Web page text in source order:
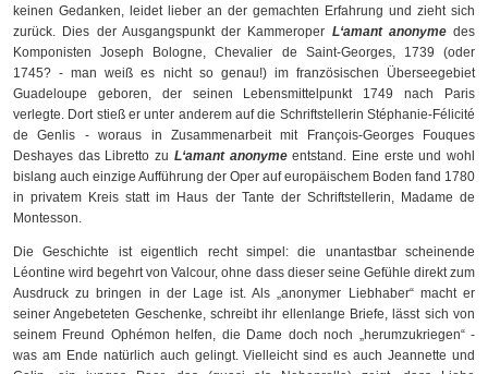
keinen Gedanken, leidet lieber an der gemachten Erfahrung und zieht sich
zurück. Dies der Ausgangspunkt der Kammeroper L‘amant anonymedes
Komponisten Joseph Bologne, Chevalier de Saint-Georges, 1739 (oder
1745? - man weiß es nicht so genau!) im französischen Überseegebiet
Guadeloupe geboren, der seinen Lebensmittelpunkt 1749 nach Paris
verlegte. Dort stieß er unter anderem auf die Schriftstellerin Stéphanie-Félicité
de Genlis - woraus in Zusammenarbeit mit François-Georges Fouques
Deshayes das Libretto zu L‘amant anonymeentstand. Eine erste und wohl
bislang auch einzige Aufführung der Oper auf europäischem Boden fand 1780
in privatem Kreis statt im Haus der Tante der Schriftstellerin, Madame de
Montesson.
Die Geschichte ist eigentlich recht simpel: die unantastbar scheinende
Léontine wird begehrt von Valcour, ohne dass dieser seine Gefühle direkt zum
Ausdruck zu bringen in der Lage ist. Als „anonymer Liebhaber“ macht er
seiner Angebeteten Geschenke, schreibt ihr ellenlange Briefe, lässt sich von
seinem Freund Ophémon helfen, die Dame doch noch „herumzukriegen“ -
was am Ende natürlich auch gelingt. Vielleicht sind es auch Jeannette und